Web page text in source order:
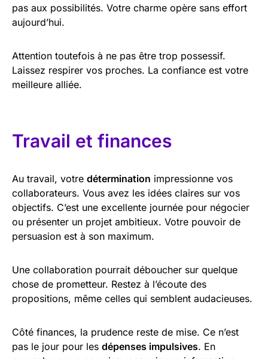
pas aux possibilités. Votre charme opère sans effort
aujourd’hui.
Attention toutefois à ne pas être trop possessif.
Laissez respirer vos proches. La confiance est votre
meilleure alliée.
Travail et finances
Au travail, votre détermination impressionne vos
collaborateurs. Vous avez les idées claires sur vos
objectifs. C’est une excellente journée pour négocier
ou présenter un projet ambitieux. Votre pouvoir de
persuasion est à son maximum.
Une collaboration pourrait déboucher sur quelque
chose de prometteur. Restez à l’écoute des
propositions, même celles qui semblent audacieuses.
Côté finances, la prudence reste de mise. Ce n’est
pas le jour pour les dépenses impulsives. En